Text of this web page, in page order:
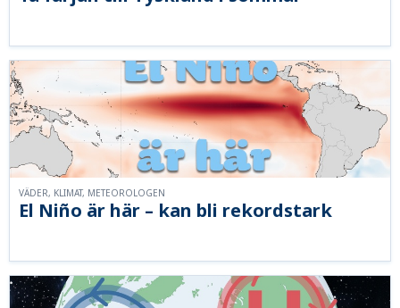
El Niño är här – kan bli rekordstark
VÄDER, KLIMAT, METEOROLOGEN